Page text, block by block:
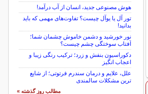
هوش مصنوعی جدید، انسان از آب درآمد!
تور آل یا یوآل چیست؟ تفاوت‌های مهمی که باید
بدانید!
نور خورشید و دشمن خاموش چشمان شما؛
آفتاب سوختگی چشم چیست؟
دکوراسیون بنفش و زرد؛ ترکیب رنگی زیبا و
اعجاب انگیز
علل، علایم و درمان سندرم فرتوتی؛ از شایع
ترین مشکلات سالمندی
مطالب روز گذشته »